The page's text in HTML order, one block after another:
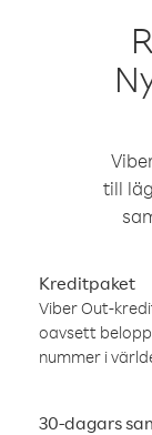
till
Kreditpaket
Viber Out-
oavsett
nummer i
30-dagars